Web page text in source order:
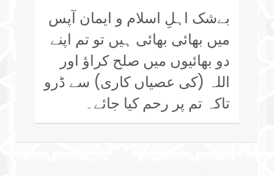
بےشک اہلِ اسلام و ایمان آپس
میں بھائی بھائی ہیں تو تم اپنے
دو بھائیوں میں صلح کراؤ اور
اللہ (کی عصیاں کاری) سے ڈرو
تاکہ تم پر رحم کیا جائے۔